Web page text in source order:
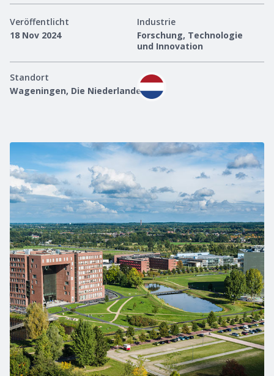
Veröffentlicht
18 Nov 2024
Industrie
Forschung, Technologie
und Innovation
Standort
Wageningen, Die Niederlande